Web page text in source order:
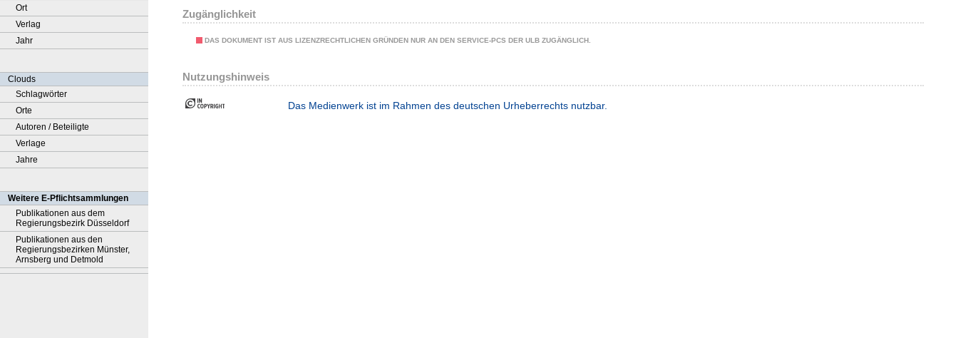
Ort
Verlag
Jahr
Clouds
Schlagwörter
Orte
Autoren / Beteiligte
Verlage
Jahre
Weitere E-Pflichtsammlungen
Publikationen aus dem
Regierungsbezirk Düsseldorf
Publikationen aus den
Regierungsbezirken Münster,
Arnsberg und Detmold
Zugänglichkeit
DAS DOKUMENT IST AUS LIZENZRECHTLICHEN GRÜNDEN NUR AN DEN SERVICE-PCS DER ULB ZUGÄNGLICH.
Nutzungshinweis
Das Medienwerk ist im Rahmen des deutschen Urheberrechts nutzbar.